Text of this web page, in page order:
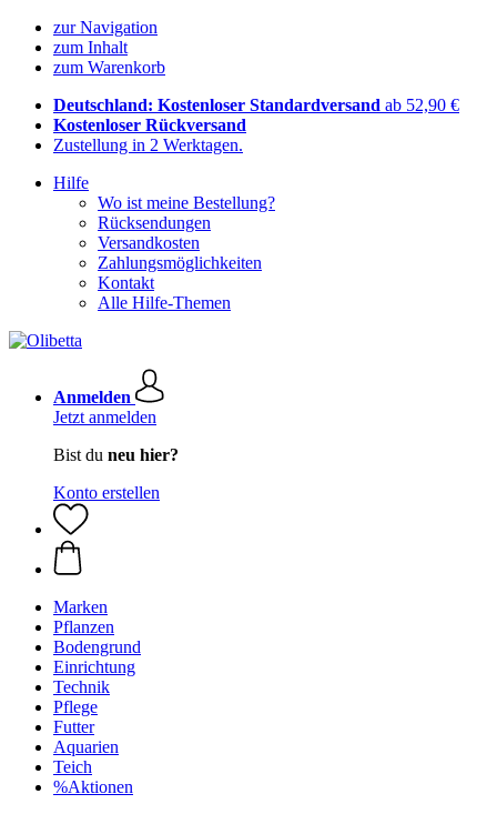
zur Navigation
zum Inhalt
zum Warenkorb
Deutschland: Kostenloser Standardversand ab 52,90 €
Kostenloser Rückversand
Zustellung in 2 Werktagen.
Hilfe
Wo ist meine Bestellung?
Rücksendungen
Versandkosten
Zahlungsmöglichkeiten
Kontakt
Alle Hilfe-Themen
Anmelden
Jetzt anmelden
Bist du neu hier?
Konto erstellen
Marken
Pflanzen
Bodengrund
Einrichtung
Technik
Pflege
Futter
Aquarien
Teich
%Aktionen